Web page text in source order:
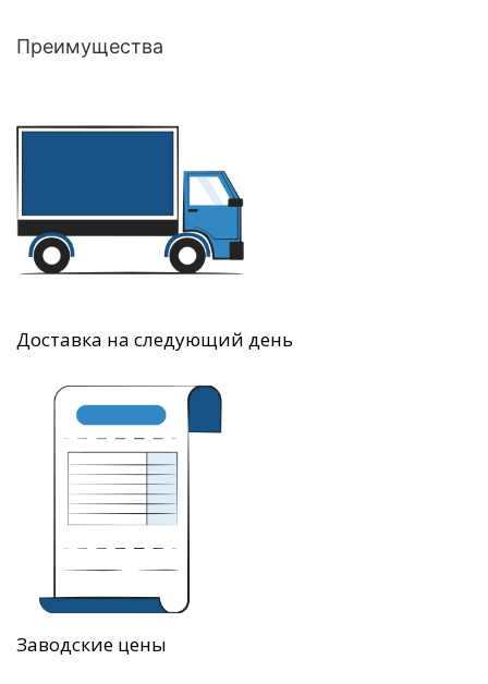
Преимущества
Доставка на следующий день
Заводские цены